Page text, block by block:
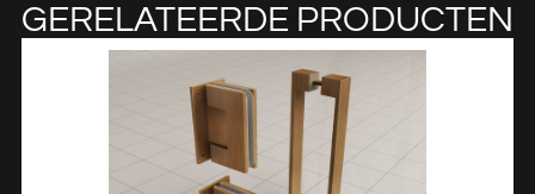
GERELATEERDE PRODUCTEN